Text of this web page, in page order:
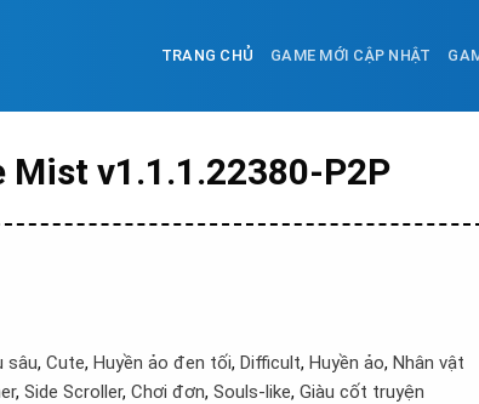
TRANG CHỦ GAME MỚI CẬP NHẬT
Mist v1.1.1.22380-P2P
sâu, Cute, Huyền ảo đen tối, Difficult, Huyền ảo, Nhân vật
, Side Scroller, Chơi đơn, Souls-like, Giàu cốt truyện